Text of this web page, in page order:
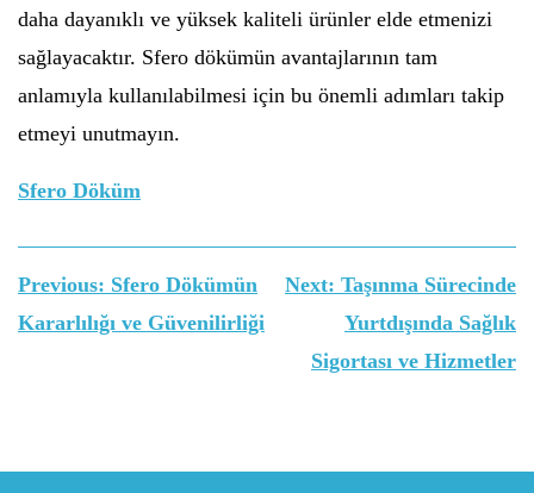
daha dayanıklı ve yüksek kaliteli ürünler elde etmenizi
sağlayacaktır. Sfero dökümün avantajlarının tam
anlamıyla kullanılabilmesi için bu önemli adımları takip
etmeyi unutmayın.
Sfero Döküm
Yazı
gezinmesi
Previous: Sfero Dökümün
Kararlılığı ve Güvenilirliği
Next: Taşınma Sürecinde
Yurtdışında Sağlık
Sigortası ve Hizmetler